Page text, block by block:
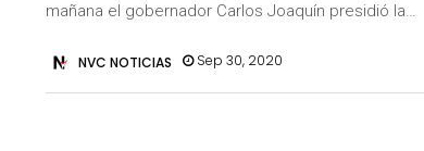
mañana el gobernador Carlos Joaquín presidió la…
NVC NOTICIAS Sep 30, 2020